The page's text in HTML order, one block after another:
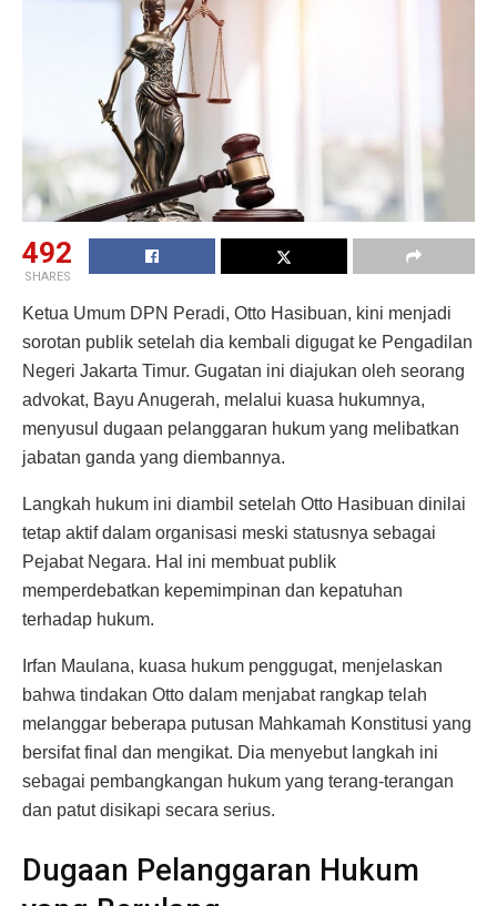
492
SHARES
Ketua Umum DPN Peradi, Otto Hasibuan, kini menjadi
sorotan publik setelah dia kembali digugat ke Pengadilan
Negeri Jakarta Timur. Gugatan ini diajukan oleh seorang
advokat, Bayu Anugerah, melalui kuasa hukumnya,
menyusul dugaan pelanggaran hukum yang melibatkan
jabatan ganda yang diembannya.
Langkah hukum ini diambil setelah Otto Hasibuan dinilai
tetap aktif dalam organisasi meski statusnya sebagai
Pejabat Negara. Hal ini membuat publik
memperdebatkan kepemimpinan dan kepatuhan
terhadap hukum.
Irfan Maulana, kuasa hukum penggugat, menjelaskan
bahwa tindakan Otto dalam menjabat rangkap telah
melanggar beberapa putusan Mahkamah Konstitusi yang
bersifat final dan mengikat. Dia menyebut langkah ini
sebagai pembangkangan hukum yang terang-terangan
dan patut disikapi secara serius.
Dugaan Pelanggaran Hukum